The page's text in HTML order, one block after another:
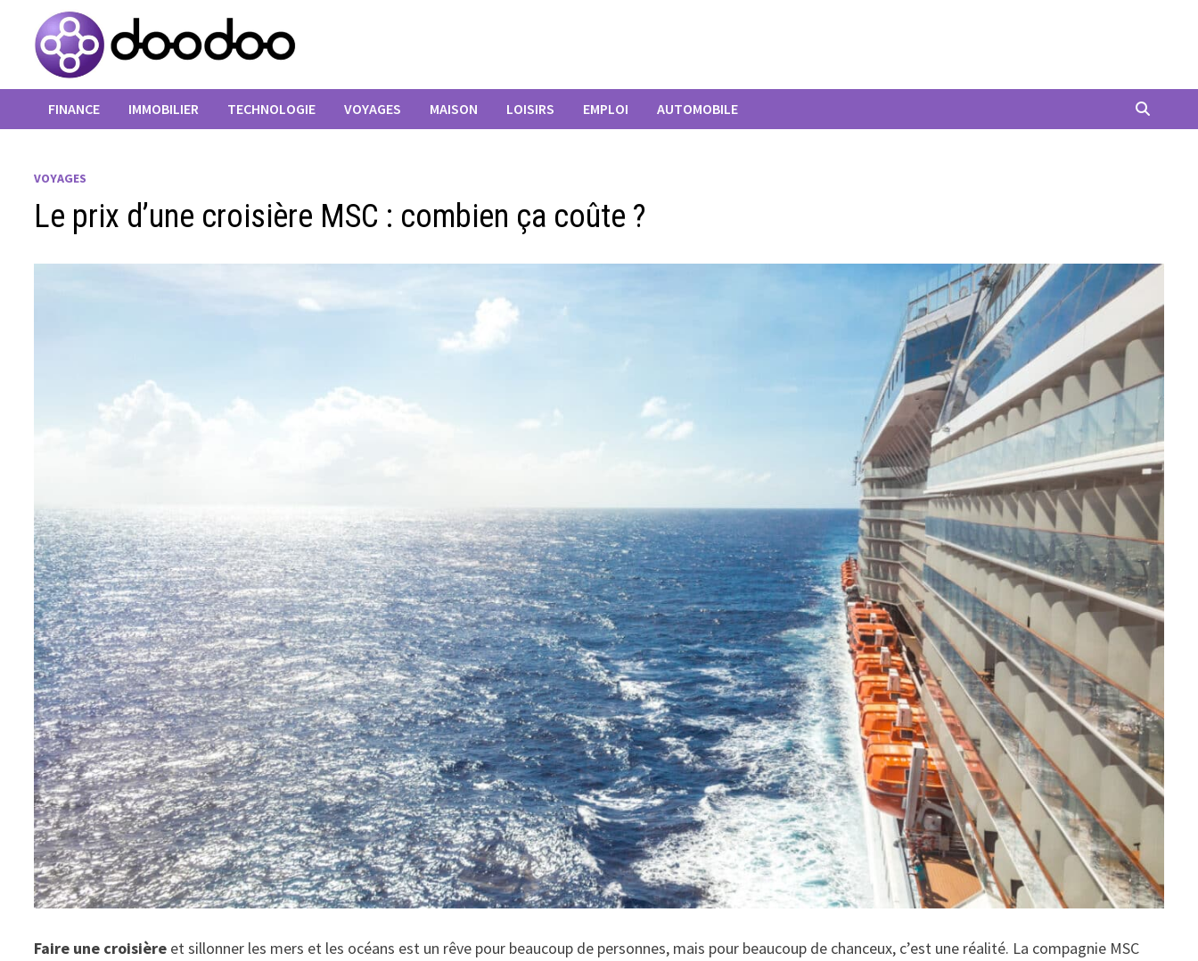
contenu
FINANCE IMMOBILIER TECHNOLOGIE VOYAGES MAISON LOISIRS EMPLOI AUTOMOBILE
VOYAGES
Le prix d’une croisière MSC : combien ça coûte ?
Faire une croisière et sillonner les mers et les océans est un rêve pour beaucoup de personnes, mais pour beaucoup de chanceux, c’est une réalité. La compagnie MSC